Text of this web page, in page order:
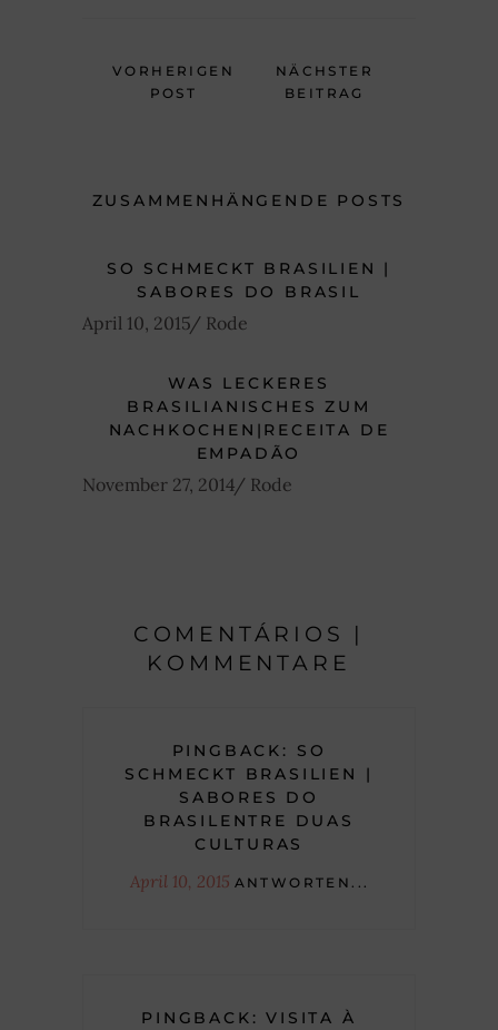
VORHERIGEN
POST
NÄCHSTER
BEITRAG
ZUSAMMENHÄNGENDE POSTS
SO SCHMECKT BRASILIEN |
SABORES DO BRASIL
April 10, 2015 Rode
WAS LECKERES
BRASILIANISCHES ZUM
NACHKOCHEN|RECEITA DE
EMPADÃO
November 27, 2014 Rode
COMENTÁRIOS |
KOMMENTARE
PINGBACK: SO
SCHMECKT BRASILIEN |
SABORES DO
BRASILENTRE DUAS
CULTURAS
April 10, 2015 ANTWORTEN...
PINGBACK:VISITA À